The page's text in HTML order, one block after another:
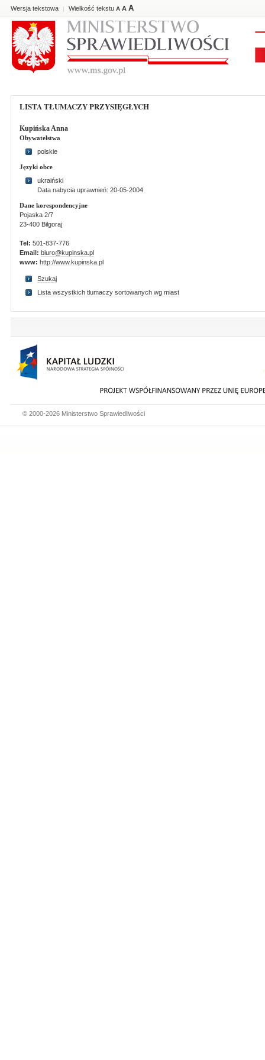
Wersja tekstowa | Wielkość tekstu A A A
LISTA TŁUMACZY PRZYSIĘGŁYCH
Kupińska Anna
Obywatelstwa
polskie
Języki obce
ukraiński
Data nabycia uprawnień: 20-05-2004
Dane korespondencyjne
Pojaska 2/7
23-400 Biłgoraj
Tel: 501-837-776
Email: biuro@kupinska.pl
www: http://www.kupinska.pl
Szukaj
Lista wszystkich tlumaczy sortowanych wg miast
© 2000-2026 Ministerstwo Sprawiedliwości